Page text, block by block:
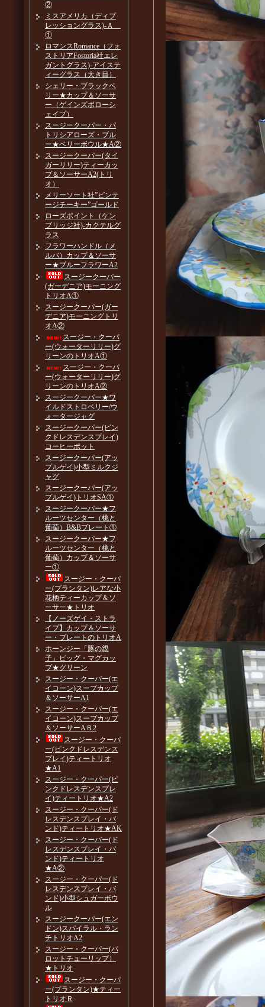
②
ミスアメリカ（ディプ
レッショングラス)-Ａ
①
ロマンスRomance（フォ
ストリアFostoria社エレ
ガントグラス)-アイステ
ィーグラス（大き目）
シェリー・ブラックベ
リー★カップ＆ソーサ
ー（ゲインズボローシ
ェイプ）
スージークーパー・パ
トリシアローズ・ブル
ー★ベリーボウル★A②
スージークーパー(タイ
ガーリリー)ティーカッ
プ＆ソーサーA2(トリ
オ）
メリーソート社”ビンテ
ージチーキー”ゴールド
ローズポイント（ケン
ブリッジ社)-カクテルグ
ラス
フラワーハンドル（メ
ルバ）カップ＆ソーサ
ー★ブルーフラワーA2
スージークーパー
(ガーデニア)モーニング
トリオA①
スージークーパー(ガー
デニア)モーニングトリ
オA②
スージー・クーパ
ー(ウォーターリリー)グ
リーンのトリオA①
スージー・クーパ
ー(ウォーターリリー)グ
リーンのトリオA②
スージークーパー★ワ
イルドストロベリー/ウ
ォータージャグ
スージークーパー(ピン
クドレスデンスプレイ)
コーヒーポット
スージークーパー(アッ
プルゲイ)小型ミルクジ
ャグ
スージークーパー(アッ
プルゲイ)トリオSA①
スージークーパー★フ
ルーツセンター（桃と
葡萄）B&Bプレート①
スージークーパー★フ
ルーツセンター（桃と
葡萄）カップ＆ソーサ
ー①
スージー・クーパ
ー(プランタン)レアな小
花柄ティーカップ＆ソ
ーサー★トリオ
【ノーズゲイ・ストラ
イプ】カップ＆ソーサ
ー・プレートのトリオA
ホーンジー「豚の親
子」ピッグ・マグカッ
プ★グリーン
スージー・クーパー(エ
イコーン)スープカップ
＆ソーサーA1
スージー・クーパー(エ
イコーン)スープカップ
＆ソーサーAＢ2
スージー・クーパ
ー(ピンクドレスデンス
プレイ)ティートリオ
★A1
スージー・クーパー(ピ
ンクドレスデンスプレ
イ)ティートリオ★A2
スージー・クーパー(ド
レスデンスプレイ・バ
ンド)ティートリオ★AK
スージー・クーパー(ド
レスデンスプレイ・バ
ンド)ティートリオ
★A②
スージー・クーパー(ド
レスデンスプレイ・バ
ンド)小型シュガーボウ
ル
スージークーパー(エン
ドン)スパイラル・ラン
チトリオA2
スージー・クーパー(パ
ロットチューリップ）
★トリオ
スージー・クーパ
ー(プランタン)★ティー
トリオＲ